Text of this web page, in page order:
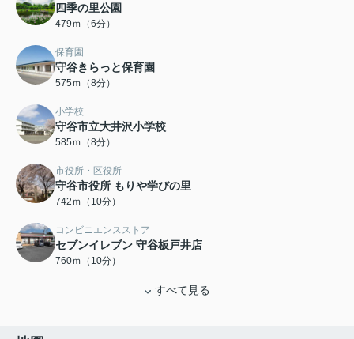
四季の里公園
479ｍ（6分）
保育園
守谷きらっと保育園
575ｍ（8分）
小学校
守谷市立大井沢小学校
585ｍ（8分）
市役所・区役所
守谷市役所 もりや学びの里
742ｍ（10分）
コンビニエンスストア
セブンイレブン 守谷板戸井店
760ｍ（10分）
すべて見る